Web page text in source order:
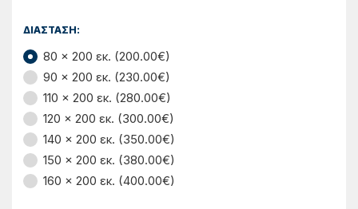
ΔΙΑΣΤΑΣΗ:
80 x 200 εκ. (200.00€)
90 x 200 εκ. (230.00€)
110 x 200 εκ. (280.00€)
120 x 200 εκ. (300.00€)
140 x 200 εκ. (350.00€)
150 x 200 εκ. (380.00€)
160 x 200 εκ. (400.00€)